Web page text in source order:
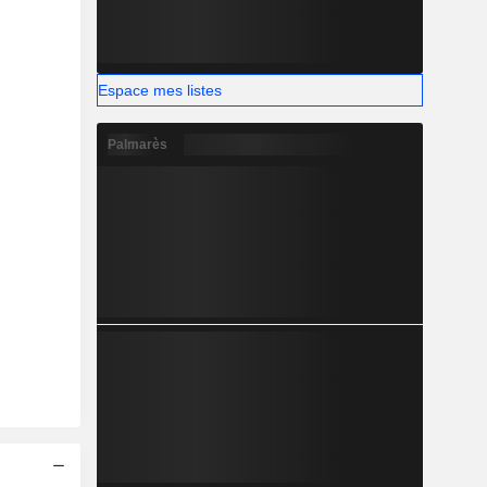
Espace mes listes
Palmarès